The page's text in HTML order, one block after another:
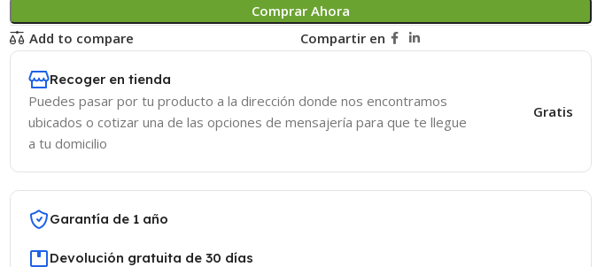
Comprar Ahora
Add to compare
Compartir en
Recoger en tienda
Puedes pasar por tu producto a la dirección donde nos encontramos
ubicados o cotizar una de las opciones de mensajería para que te llegue
a tu domicilio
Gratis
Garantía de 1 año
Devolución gratuita de 30 días